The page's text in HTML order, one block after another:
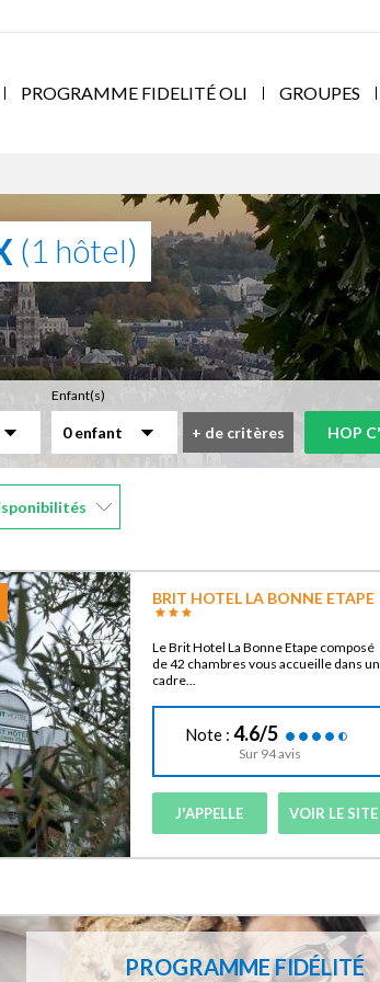
PROGRAMME FIDELITÉ OLI GROUPES
(1 hôtel)
Enfant(s)
0 enfant + de critères
BRIT HOTEL LA BONNE ETAPE
Le Brit Hotel La Bonne Etape composé
de 42 chambres vous accueille dans un
cadre...
Note : 4.6/5
Sur 94 avis
J'APPELLE VOIR LE SITE
PROGRAMME FIDÉLITÉ